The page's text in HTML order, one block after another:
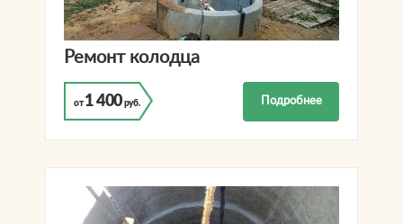
Ремонт колодца
от 1 400 руб. Подробнее